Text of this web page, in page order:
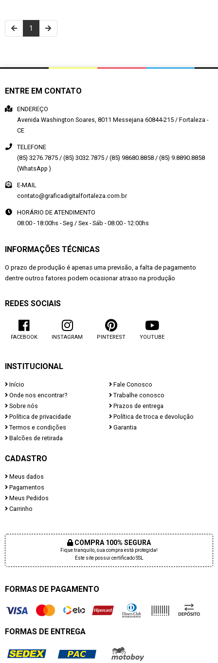
1
ENTRE EM CONTATO
ENDEREÇO
Avenida Washington Soares, 8011 Messejana 60844-215 / Fortaleza -
CE
TELEFONE
(85) 3276.7875 / (85) 3032.7875 / (85) 98680.8858 / (85) 9.8890.8858
(WhatsApp )
E-MAIL
contato@graficadigitalfortaleza.com.br
HORÁRIO DE ATENDIMENTO
08:00 - 18:00hs - Seg / Sex - Sáb - 08:00 - 12:00hs
INFORMAÇÕES TÉCNICAS
O prazo de produção é apenas uma previsão, a falta de pagamento
dentre outros fatores podem ocasionar atraso na produção
REDES SOCIAIS
FACEBOOK INSTAGRAM PINTEREST YOUTUBE
INSTITUCIONAL
Início
Fale Conosco
Onde nos encontrar?
Trabalhe conosco
Sobre nós
Prazos de entrega
Política de privacidade
Política de troca e devolução
Termos e condições
Garantia
Balcões de retirada
CADASTRO
Meus dados
Pagamentos
Meus Pedidos
Carrinho
COMPRA 100% SEGURA
Fique tranquilo, sua compra está protegida!
Este site possui certificado SSL
FORMAS DE PAGAMENTO
FORMAS DE ENTREGA